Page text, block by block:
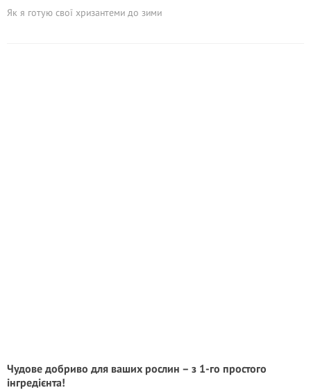
Як я готую свої хризантеми до зими
Чудове добриво для ваших рослин – з 1-го простого
інгредієнта!